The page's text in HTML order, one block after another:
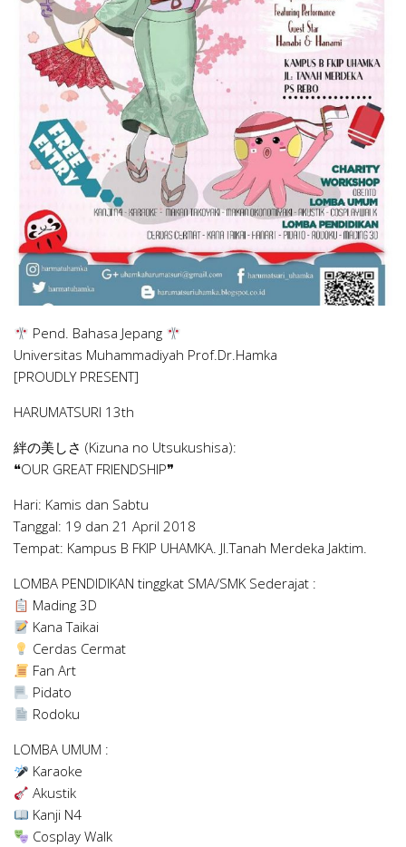
Pend. Bahasa Jepang
Universitas Muhammadiyah Prof.Dr.Hamka
[PROUDLY PRESENT]
HARUMATSURI 13th
絆の美しさ (Kizuna no Utsukushisa):
❝OUR GREAT FRIENDSHIP❞
Hari: Kamis dan Sabtu
Tanggal: 19 dan 21 April 2018
Tempat: Kampus B FKIP UHAMKA. Jl.Tanah Merdeka Jaktim.
LOMBA PENDIDIKAN tinggkat SMA/SMK Sederajat :
Mading 3D
Kana Taikai
Cerdas Cermat
Fan Art
Pidato
Rodoku
LOMBA UMUM :
Karaoke
Akustik
Kanji N4
Cosplay Walk